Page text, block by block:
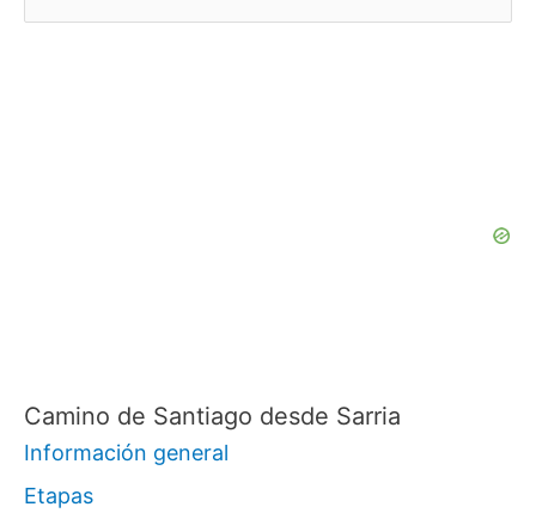
u
Camino de Santiago desde Sarria
Información general
Etapas